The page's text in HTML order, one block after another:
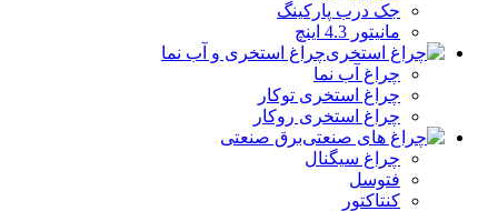
جک درب پارکینگ
مانیتور 4.3 اینچ
چراغ استخری و آب نما
چراغ آب نما
چراغ استخری توکار
چراغ استخری روکار
برق صنعتی
چراغ سیگنال
فتوسل
کنتاکتور